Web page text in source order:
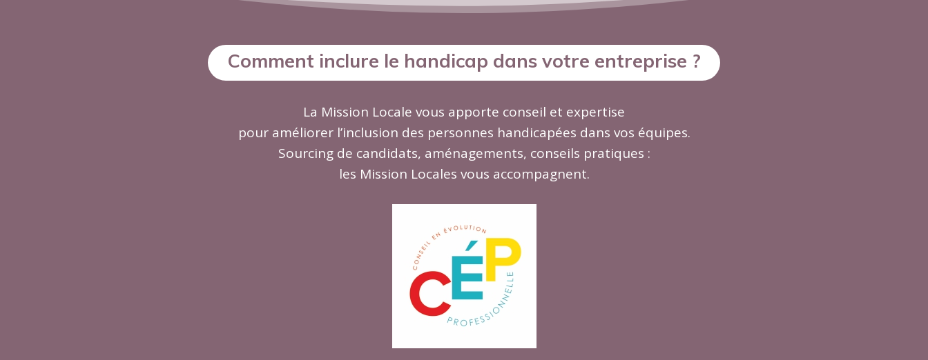
Comment inclure le handicap dans votre entreprise ?
La Mission Locale vous apporte conseil et expertise
pour améliorer l’inclusion des personnes handicapées dans vos équipes.
Sourcing de candidats, aménagements, conseils pratiques :
les Mission Locales vous accompagnent.